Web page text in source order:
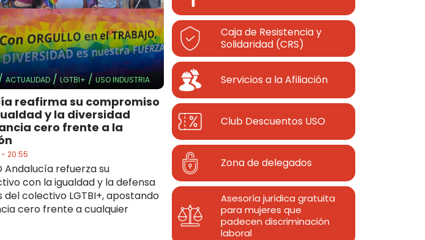
ACTUALIDAD/LGTBI+/USO INDUSTRIA
reafirma su compromiso
y la diversidad
cero frente a la
- 20:55
Andalucía refuerza su
con la igualdad y la defensa
del colectivo LGTBI+, apostando
cero frente a cualquier
Caja de Resistencia y
Solidaridad (CRS)
Servicios a la Afiliación
Club Descuentos USO
Zona de delegados
Asesoría jurídica gratuita
para mujeres que
padecen discriminación
laboral